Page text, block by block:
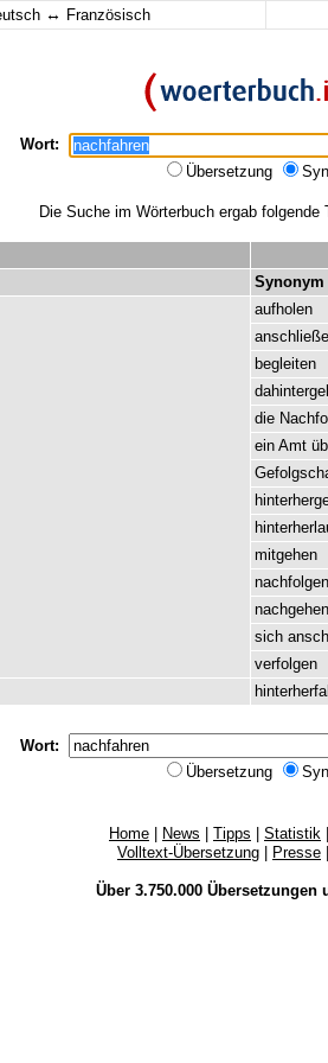
↔ Französisch
Wort:
Übersetzung
Die Suche im Wörterbuch ergab folgende
Synonym
aufholen
begleiten
die
ein Amt
mitgehen
nachfolgen
nachgehen
sich
verfolgen
Wort:
Übersetzung
Home News Tipps Statistik
Volltext-Übersetzung
Presse
Über 3.750.000 Übersetzungen